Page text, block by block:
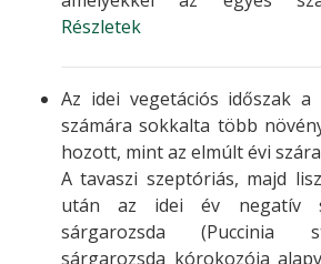
Részletek
Az idei vegetációs időszak a
számára sokkalta több
hozott, mint az elmúlt évi
A tavaszi szeptóriás, majd
után az idei év negatív
sárgarozsda (Puccinia
sárgarozsda kórokozója